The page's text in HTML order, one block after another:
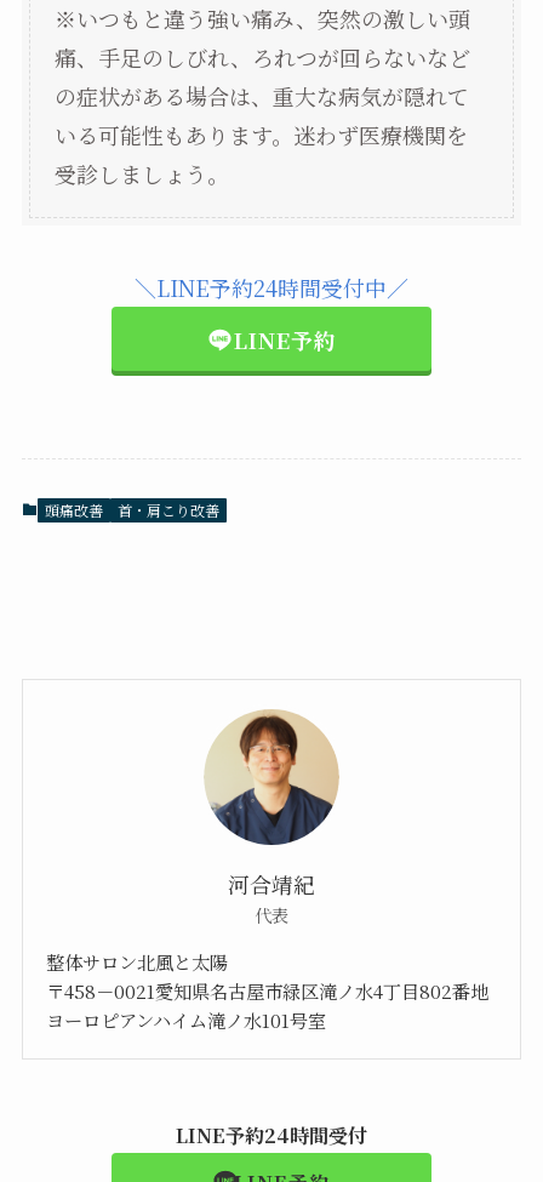
※いつもと違う強い痛み、突然の激しい頭
痛、手足のしびれ、ろれつが回らないなど
の症状がある場合は、重大な病気が隠れて
いる可能性もあります。迷わず医療機関を
受診しましょう。
＼LINE予約24時間受付中／
LINE予約
頭痛改善 首・肩こり改善
河合靖紀
代表
整体サロン北風と太陽
〒458－0021愛知県名古屋市緑区滝ノ水4丁目802番地
ヨーロピアンハイム滝ノ水101号室
LINE予約24時間受付